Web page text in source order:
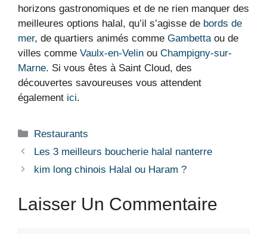
horizons gastronomiques et de ne rien manquer des
meilleures options halal, qu’il s’agisse de bords de
mer, de quartiers animés comme Gambetta ou de
villes comme Vaulx-en-Velin ou Champigny-sur-
Marne. Si vous êtes à Saint Cloud, des
découvertes savoureuses vous attendent
également ici.
Restaurants
Les 3 meilleurs boucherie halal nanterre
kim long chinois Halal ou Haram ?
Laisser Un Commentaire